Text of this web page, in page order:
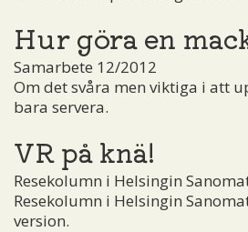
Hur göra en
Samarbete 12/2012
Om det svåra men viktiga i att
bara servera.
VR på knä!
Resekolumn i Helsingin
Resekolumn i Helsingin
version.